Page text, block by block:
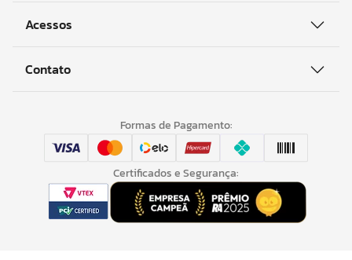
Acessos
Contato
Formas de Pagamento:
Certificados e Segurança: